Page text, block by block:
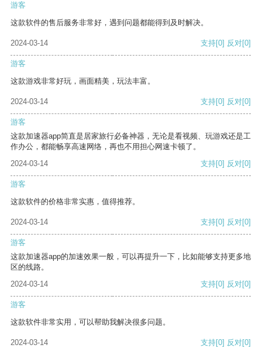
游客
这款软件的售后服务非常好，遇到问题都能得到及时解决。
2024-03-14 支持[0] 反对[0]
游客
这款游戏非常好玩，画面精美，玩法丰富。
2024-03-14 支持[0] 反对[0]
游客
这款加速器app简直是居家旅行必备神器，无论是看视频、玩游戏还是工
作办公，都能畅享高速网络，再也不用担心网速卡顿了。
2024-03-14
支持[0] 反对[0]
游客
这款软件的价格非常实惠，值得推荐。
2024-03-14 支持[0] 反对[0]
游客
这款加速器app的加速效果一般，可以再提升一下，比如能够支持更多地
区的线路。
2024-03-14
支持[0] 反对[0]
游客
这款软件非常实用，可以帮助我解决很多问题。
2024-03-14 支持[0] 反对[0]